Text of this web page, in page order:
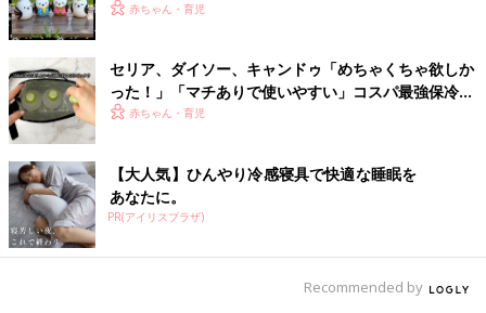
赤ちゃん・育児
セリア、ダイソー、キャンドゥ「めちゃくちゃ欲しか
った！」「マチありで使いやすい」コスパ最強保冷バ
ッグ4選
赤ちゃん・育児
【大人気】ひんやり冷感寝具で快適な睡眠を
あなたに。
PR(アイリスプラザ)
Recommended by